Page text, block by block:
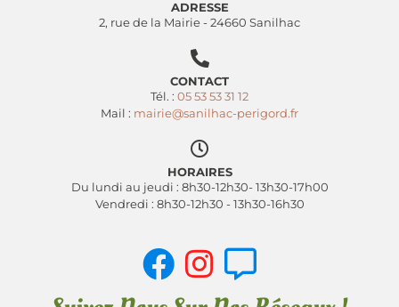
ADRESSE
2, rue de la Mairie - 24660 Sanilhac
CONTACT
Tél. : 05 53 53 31 12
Mail : mairie@sanilhac-perigord.fr
HORAIRES
Du lundi au jeudi : 8h30-12h30- 13h30-17h00
Vendredi : 8h30-12h30 - 13h30-16h30